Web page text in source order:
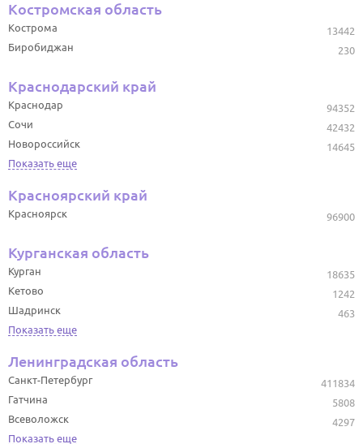
Костромская область
13442
Кострома
230
Биробиджан
Краснодарский край
94352
Краснодар
42432
Сочи
14645
Новороссийск
Показать еще
Красноярский край
96900
Красноярск
Курганская область
18635
Курган
1242
Кетово
463
Шадринск
Показать еще
Ленинградская область
411834
Санкт-Петербург
5808
Гатчина
4297
Всеволожск
Показать еще